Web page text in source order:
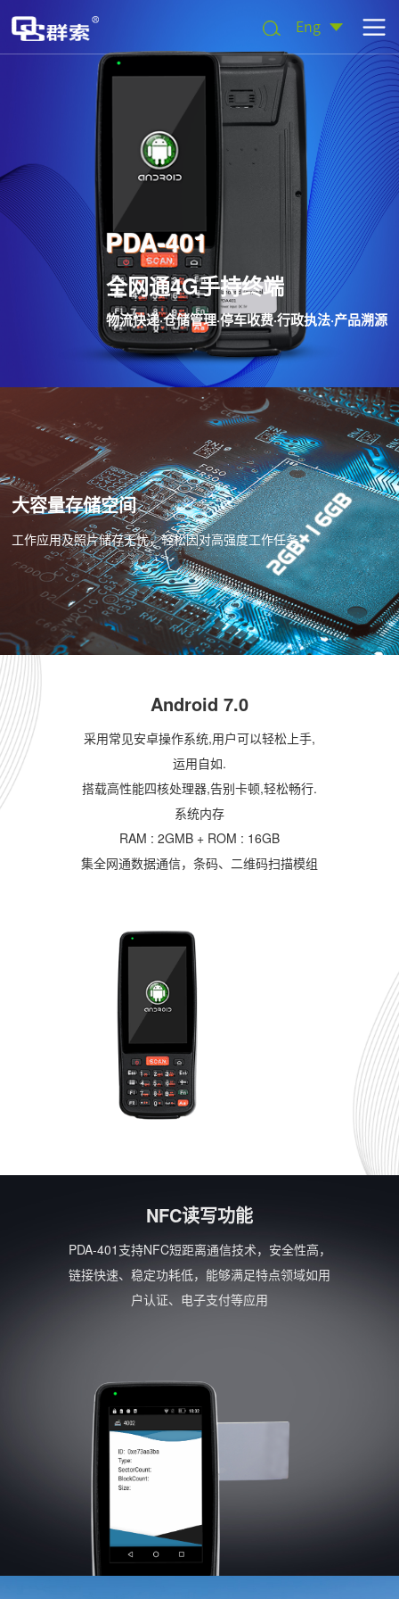
Eng
PDA-401
全网通4G手持终端
物流快递·仓储管理·停车收费·行政执法·产品溯源
大容量存储空间
工作应用及照片储存无忧，轻松因对高强度工作任务
Android 7.0
采用常见安卓操作系统,用户可以轻松上手,
运用自如.
搭载高性能四核处理器,告别卡顿,轻松畅行.
系统内存
RAM : 2GMB + ROM : 16GB
集全网通数据通信，条码、二维码扫描模组
NFC读写功能
PDA-401支持NFC短距离通信技术，安全性高，
链接快速、稳定功耗低，能够满足特点领域如用
户认证、电子支付等应用